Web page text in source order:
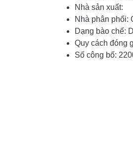
Nhà sản xuất:
Nhà phân phối:
Dạng bào chế:
Quy cách đóng
Số công bố: